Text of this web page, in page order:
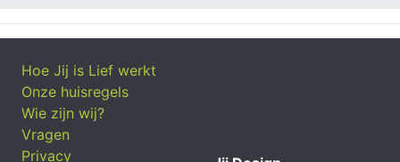
Hoe Jij is Lief werkt
Onze huisregels
Wie zijn wij?
Vragen
Privacy